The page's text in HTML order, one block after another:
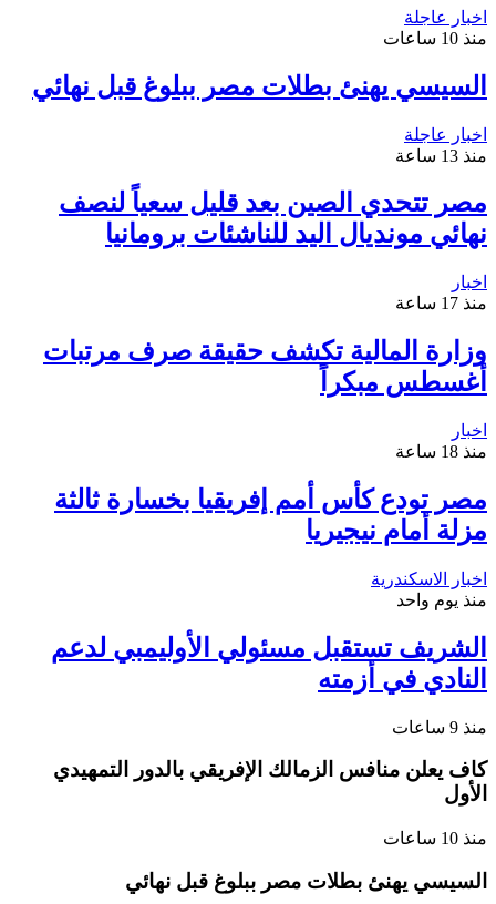
اخبار عاجلة
منذ 10 ساعات
السيسي يهنئ بطلات مصر ببلوغ قبل نهائي
اخبار عاجلة
منذ 13 ساعة
مصر تتحدي الصين بعد قليل سعياً لنصف
نهائي مونديال اليد للناشئات برومانيا
اخبار
منذ 17 ساعة
وزارة المالية تكشف حقيقة صرف مرتبات
أغسطس مبكراً
اخبار
منذ 18 ساعة
مصر تودع كأس أمم إفريقيا بخسارة ثالثة
مزلة أمام نيجيريا
اخبار الاسكندرية
منذ يوم واحد
الشريف تستقبل مسئولي الأوليمبي لدعم
النادي في أزمته
منذ 9 ساعات
كاف يعلن منافس الزمالك الإفريقي بالدور التمهيدي
الأول
منذ 10 ساعات
السيسي يهنئ بطلات مصر ببلوغ قبل نهائي